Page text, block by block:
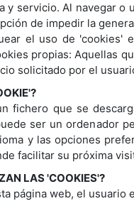
y servicio. Al navegar o
de impedir la
el uso de 'cookies'
propias: Aquellas
solicitado por el
fichero que se
ser un ordenador
y las opciones
facilitar su próxima
LAS 'COOKIES'?
página web, el